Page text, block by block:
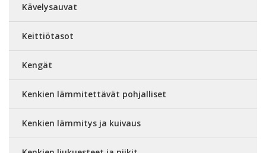
Kävelysauvat
Keittiötasot
Kengät
Kenkien lämmitettävät pohjalliset
Kenkien lämmitys ja kuivaus